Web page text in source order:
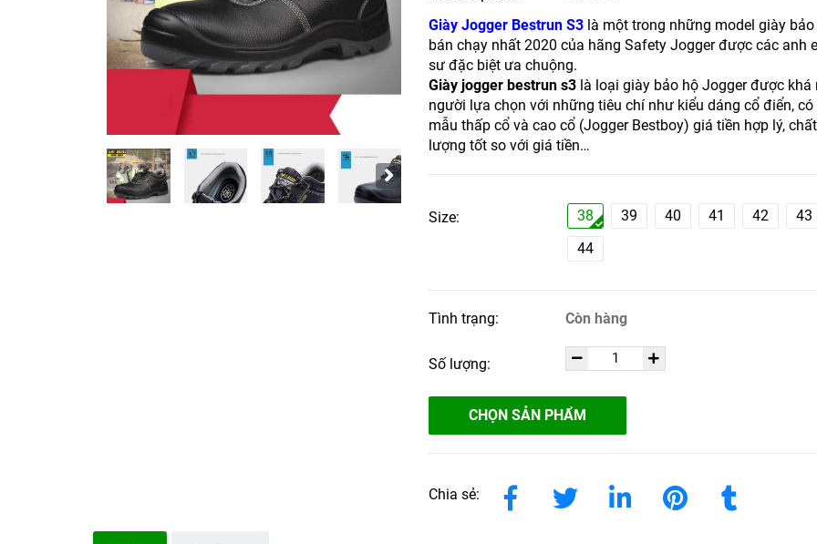
Giày Jogger Bestrun S3 là một trong những model giày
bán chạy nhất 2020 của hãng Safety Jogger được các anh
sư đặc biệt ưa chuộng.
Giày jogger bestrun s3 là loại giày bảo hộ Jogger được khá
người lựa chọn với những tiêu chí như kiểu dáng cổ điển, có
mẫu thấp cổ và cao cổ (Jogger Bestboy) giá tiền hợp lý, chất
lượng tốt so với giá tiền…
Size: 38 39 40 41 42
43
44
Tình trạng: Còn hàng
Số lượng:
CHỌN SẢN PHẨM
Chia sẻ: